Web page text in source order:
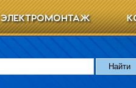
ЭЛЕКТРОМОНТАЖ